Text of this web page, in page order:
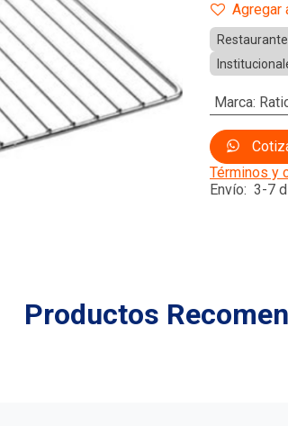
Agregar
Marca:
Términos y
Envío: 3-7
Productos